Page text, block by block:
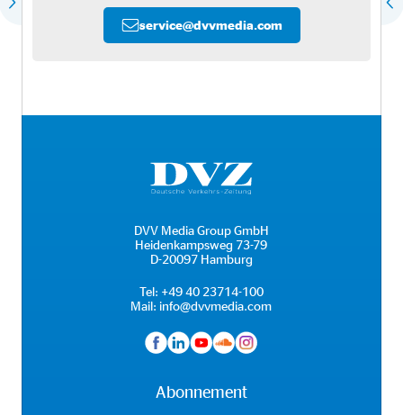
service@dvvmedia.com
DVV Media Group GmbH
Heidenkampsweg 73-79
D-20097 Hamburg
Tel: +49 40 23714-100
Mail: info@dvvmedia.com
Abonnement